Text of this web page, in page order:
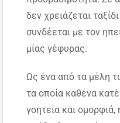
δεν χρειάζεται
συνδέεται με τον
μίας γέφυρας.
Ως ένα από τα μέλη
τα οποία καθένα
γοητεία και